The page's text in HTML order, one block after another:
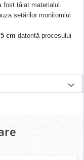
tăiat materialul.
setărilor monitorului
cm datorită procesului